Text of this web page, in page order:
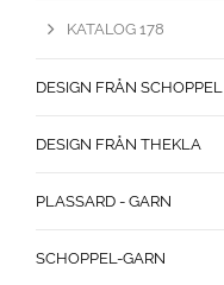
KATALOG 178
DESIGN FRÅN SCHOPPEL
DESIGN FRÅN THEKLA
PLASSARD - GARN
SCHOPPEL-GARN